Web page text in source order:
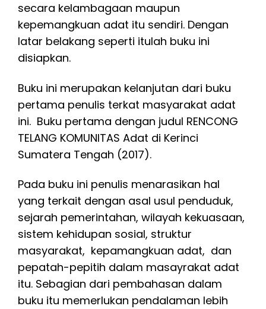
secara kelambagaan maupun
kepemangkuan adat itu sendiri. Dengan
latar belakang seperti itulah buku ini
disiapkan.
Buku ini merupakan kelanjutan dari buku
pertama penulis terkat masyarakat adat
ini. Buku pertama dengan judul RENCONG
TELANG KOMUNITAS Adat di Kerinci
Sumatera Tengah (2017).
Pada buku ini penulis menarasikan hal
yang terkait dengan asal usul penduduk,
sejarah pemerintahan, wilayah kekuasaan,
sistem kehidupan sosial, struktur
masyarakat, kepamangkuan adat, dan
pepatah-pepitih dalam masayrakat adat
itu. Sebagian dari pembahasan dalam
buku itu memerlukan pendalaman lebih